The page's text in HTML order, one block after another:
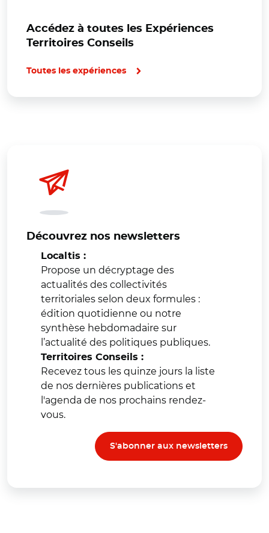
Accédez à toutes les Expériences
Territoires Conseils
Toutes les expériences
Découvrez nos newsletters
Localtis :
Propose un décryptage des
actualités des collectivités
territoriales selon deux formules :
édition quotidienne ou notre
synthèse hebdomadaire sur
l’actualité des politiques publiques.
Territoires Conseils :
Recevez tous les quinze jours la liste
de nos dernières publications et
l'agenda de nos prochains rendez-
vous.
S'abonner aux newsletters